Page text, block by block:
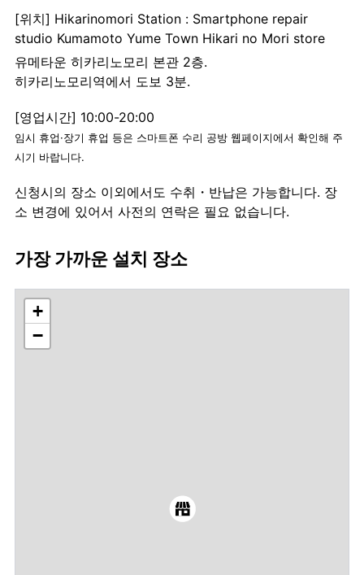
[위치] Hikarinomori Station : Smartphone repair
studio Kumamoto Yume Town Hikari no Mori store
유메타운 히카리노모리 본관 2층.
히카리노모리역에서 도보 3분.
[영업시간] 10:00-20:00
임시 휴업·장기 휴업 등은 스마트폰 수리 공방 웹페이지에서 확인해 주
시기 바랍니다.
신청시의 장소 이외에서도 수취・반납은 가능합니다. 장
소 변경에 있어서 사전의 연락은 필요 없습니다.
가장 가까운 설치 장소
+
−